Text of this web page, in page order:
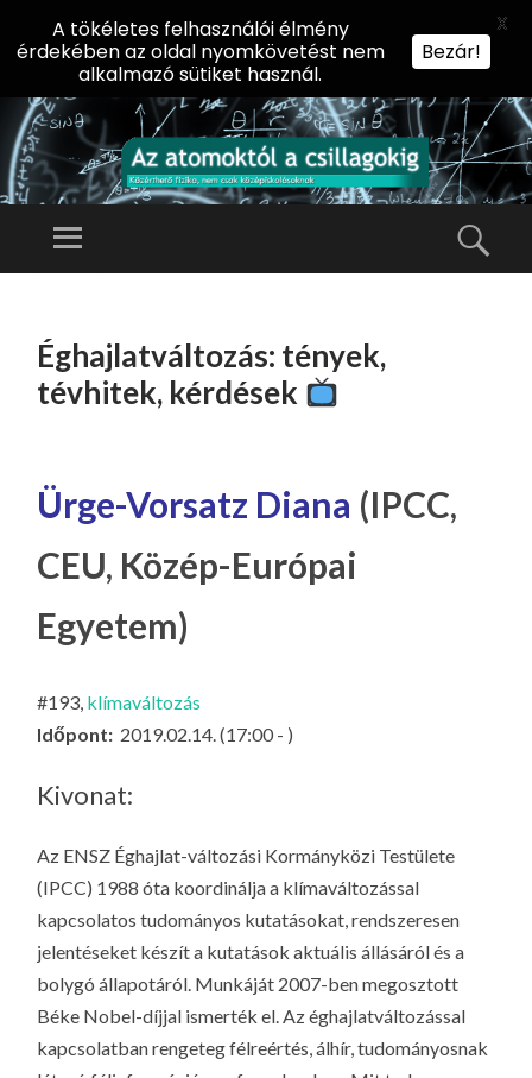
AZ
KT
Ó
IL
LA
G
Előadássorozat
Természettudományi
Menü
TARTALOMHOZ
Éghajlatváltozás: tények,
tévhitek, kérdések
Ürge-Vorsatz Diana (IPCC,
CEU, Közép-Európai
Egyetem)
#193, klímaváltozás
Időpont: 2019.02.14. (17:00 - )
Kivonat:
Az ENSZ Éghajlat-változási Kormányközi Testülete
(IPCC) 1988 óta koordinálja a klímaváltozással
kapcsolatos tudományos kutatásokat, rendszeresen
jelentéseket készít a kutatások aktuális állásáról és a
bolygó állapotáról. Munkáját 2007-ben megosztott
Béke Nobel-díjjal ismerték el. Az éghajlatváltozással
kapcsolatban rengeteg félreértés, álhír, tudományosnak
A tökéletes felhasználói élmény
érdekében az oldal nyomkövetést nem
alkalmazó sütiket használ.
Bezár!
X